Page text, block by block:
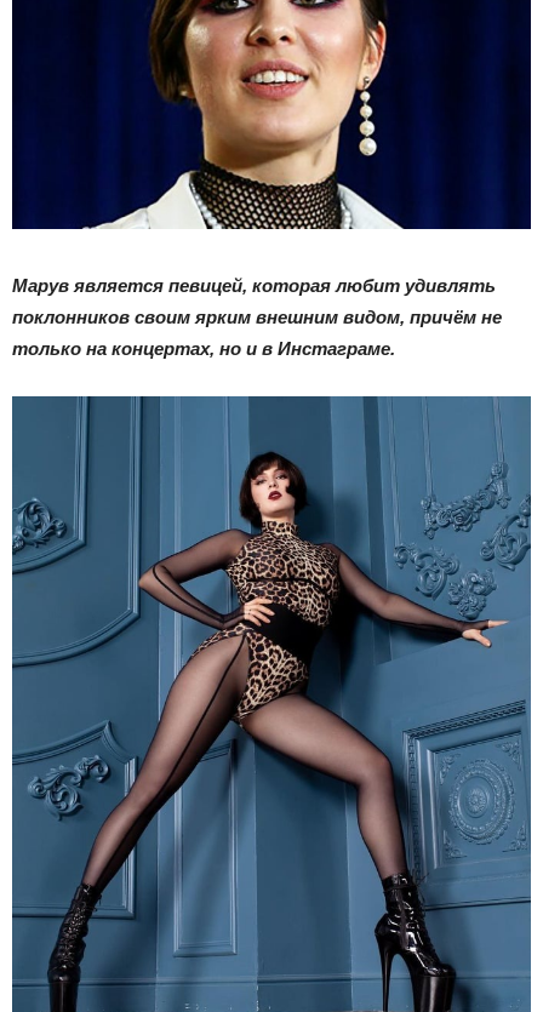
Марув является певицей, которая любит удивлять
поклонников своим ярким внешним видом, причём не
только на концертах, но и в Инстаграме.